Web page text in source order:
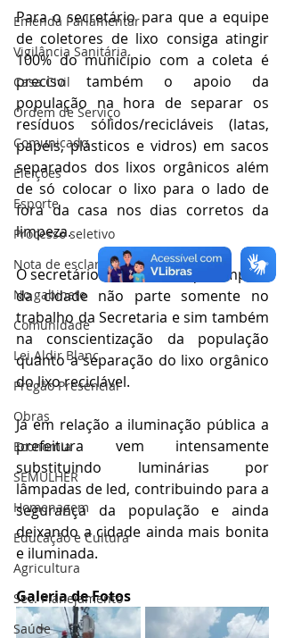
Emenda Parlamentar
Vigilância Sanitária
Casa Civil
Ordem de Serviço
Comunicado
Eleições
Esporte
Processo seletivo
Nota de esclarecimento
No gabinete
Comunidade
Lei Aldir Blanc
Pregão Presencial
Obras
Economia
SEMULHER
Homenagem
Educação e Cultura
Agricultura
Sec. Planejamento
Saúde
Para o secretário para que a equipe
de coletores de lixo consiga atingir
100% do município com a coleta é
preciso também o apoio da
população na hora de separar os
resíduos sólidos/recicláveis (latas,
papéis, plásticos e vidros) em sacos
separados dos lixos orgânicos além
de só colocar o lixo para o lado de
fora da casa nos dias corretos da
limpeza.
O secretário frisou ainda que limpeza
da cidade não parte somente no
trabalho da Secretaria e sim também
na conscientização da população
quanto a separação do lixo orgânico
do lixo reciclável.
Já em relação a iluminação pública a
prefeitura vem intensamente
substituindo luminárias por
lâmpadas de led, contribuindo para a
segurança da população e ainda
deixando a cidade ainda mais bonita
e iluminada.
Galeria de Fotos